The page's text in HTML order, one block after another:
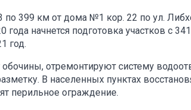
по 399 км от дома №1 кор. 22 по ул.
начнется подготовка участков с
год.
отремонтируют систему
В населенных пунктах
перильное ограждение.